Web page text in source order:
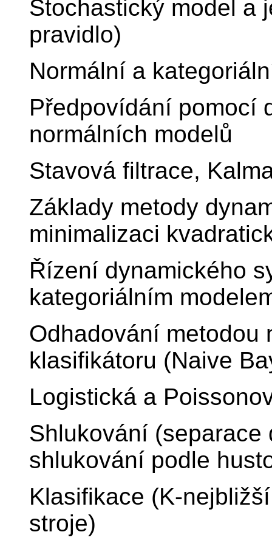
Stochastický model a
pravidlo)
Normální a
Předpovídání pomocí
normálních modelů
Stavová filtrace,
Základy metody
minimalizaci
Řízení dynamického
kategoriálním
Odhadování metodou
klasifikátoru (Naive
Logistická a
Shlukování
shlukování podle
Klasifikace (K-
stroje)